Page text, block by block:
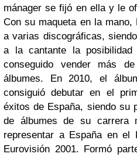
mánager se fijó en ella y le
Con su maqueta en la
a varias discográficas,
a la cantante la
conseguido vender más
álbumes. En 2010, el
consiguió debutar en el
éxitos de España, siendo su
de álbumes de su carrera
representar a España en el
Eurovisión 2001. Formó